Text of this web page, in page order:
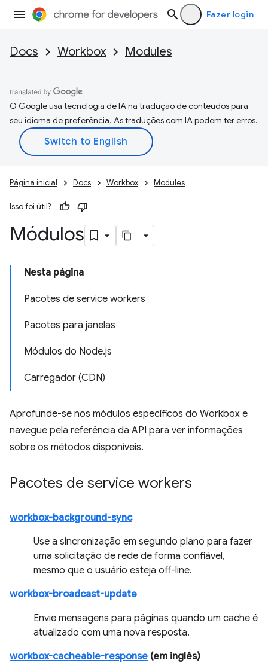
Fazer login
Docs Workbox Modules
O Google usa tecnologia de IA na tradução de conteúdos para
seu idioma de preferência. As traduções com IA podem ter erros.
Página inicial Docs Workbox Modules
Isso foi útil?
Módulos
Nesta página
Pacotes de service workers
Pacotes para janelas
Módulos do Node.js
Carregador (CDN)
Aprofunde-se nos módulos específicos do Workbox e
navegue pela referência da API para ver informações
sobre os métodos disponíveis.
Pacotes de service workers
workbox-background-sync
Use a sincronização em segundo plano para fazer
uma solicitação de rede de forma confiável,
mesmo que o usuário esteja off-line.
workbox-broadcast-update
Envie mensagens para páginas quando um cache é
atualizado com uma nova resposta.
workbox-cacheable-response (em inglês)